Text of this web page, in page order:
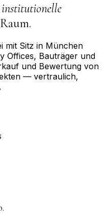
institutionelle
mit Sitz in München
Offices, Bauträger und
und Bewertung von
— vertraulich,